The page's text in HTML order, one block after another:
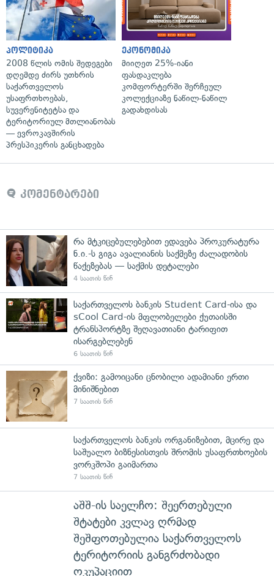
პოლიტიკა
2008 წლის ომის შედეგები
დღემდე ძირს უთხრის
საქართველოს
უსაფრთხოებას,
სუვერენიტეტსა და
ტერიტორიულ მთლიანობას
— ევროკავშირის
პრესპიკერის განცხადება
ეკონომიკა
მიიღეთ 25%-იანი
ფასდაკლება
კომფორტერში შერჩეულ
კოლექციაზე ნაწილ-ნაწილ
გადახდისას
კომენტარები
რა მტკიცებულებებით ედავება პროკურატურა
ნ.ი.-ს გიგა ავალიანის საქმეზე ძალადობის
წაქეზებას — საქმის დეტალები
4 საათის წინ
საქართველოს ბანკის Student Card-ისა და
sCool Card-ის მფლობელები ქუთაისში
ტრანსპორტზე შეღავათიანი ტარიფით
ისარგებლებენ
6 საათის წინ
ქვიზი: გამოიცანი ცნობილი ადამიანი ერთი
მინიშნებით
7 საათის წინ
საქართველოს ბანკის ორგანიზებით, მცირე და
საშუალო ბიზნესისთვის შრომის უსაფრთხოების
ვორკშოპი გაიმართა
7 საათის წინ
აშშ-ის საელჩო: შეერთებული
შტატები კვლავ ღრმად
შეშფოთებულია საქართველოს
ტერიტორიის განგრძობადი
ოკუპაციით